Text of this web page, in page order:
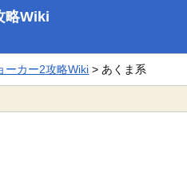
略Wiki
ーカー2攻略Wiki > あくま系